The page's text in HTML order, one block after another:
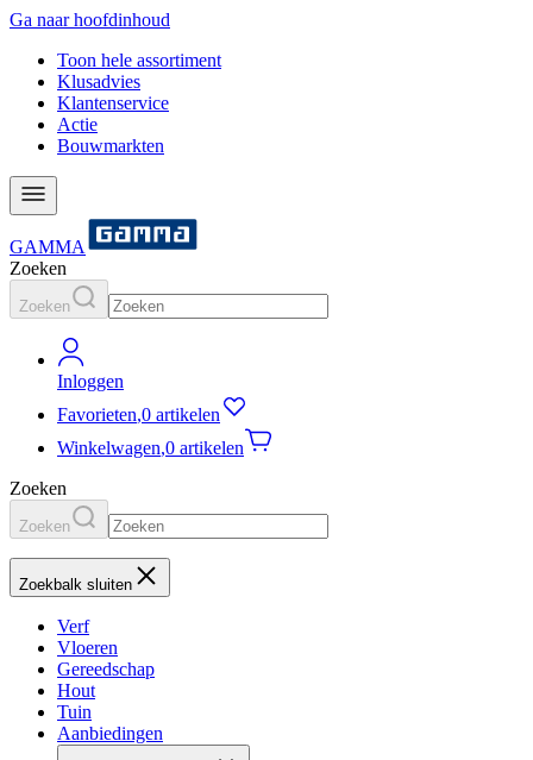
Ga naar hoofdinhoud
Toon hele assortiment
Klusadvies
Klantenservice
Actie
Bouwmarkten
GAMMA
Zoeken
Zoeken
Inloggen
Favorieten,0 artikelen
Winkelwagen,0 artikelen
Zoeken
Zoeken
Zoekbalk sluiten
Verf
Vloeren
Gereedschap
Hout
Tuin
Aanbiedingen